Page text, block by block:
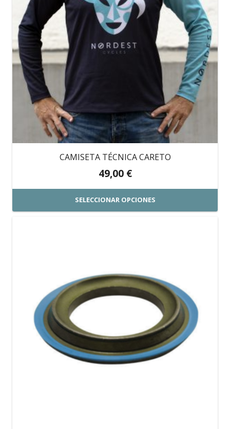
Las
opciones
se
pueden
página
de
producto
CAMISETA TÉCNICA CARETO
49,00 €
SELECCIONAR OPCIONES
variantes.
Las
opciones
pueden
en